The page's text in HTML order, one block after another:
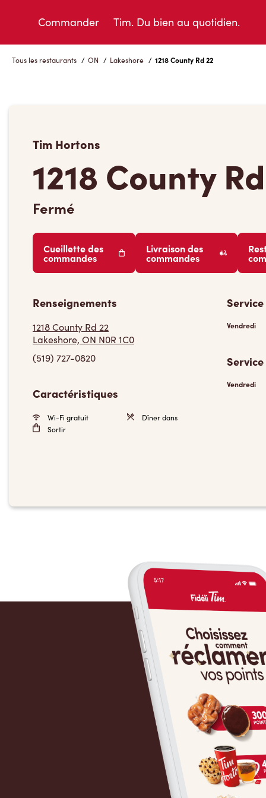
Commander Tim. Du bien au quotidien.
Tous les restaurants / ON / Lakeshore / 1218 County Rd 22
Tim Hortons
1218 County
Fermé
Cueillette des
commandes
Livraison des
commandes
Renseignements
1218 County Rd 22
Lakeshore, ON N0R 1C0
(519) 727-0820
Caractéristiques
Wi-Fi gratuit
Dîner dans
Sortir
Vendredi
Vendredi